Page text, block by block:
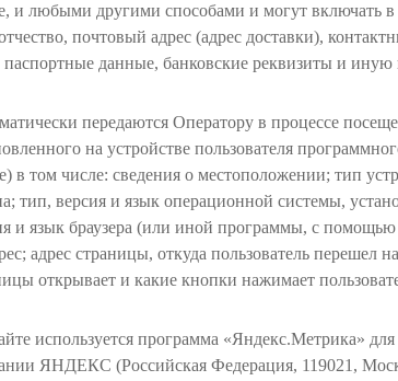
и любыми другими способами и могут включать
почтовый адрес (адрес доставки),
паспортные данные, банковские реквизиты и
передаются Оператору в процессе
на устройстве пользователя
в том числе: сведения о местоположении; тип
тип, версия и язык операционной системы,
и язык браузера (или иной программы, с помощью
адрес страницы, откуда пользователь перешел
открывает и какие кнопки нажимает
используется программа «Яндекс.Метрика»
ЯНДЕКС (Российская Федерация, 119021,